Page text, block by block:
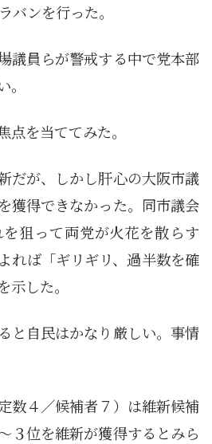
バンを行った。
議員らが警戒する中で党本部
点を当ててみた。
だが、しかし肝心の大阪市議
獲得できなかった。同市議会
狙って両党が火花を散らす
れば「ギリギリ、過半数を確
した。
と自民はかなり厳しい。事情
数４／候補者７）は維新候補
３位を維新が獲得するとみら